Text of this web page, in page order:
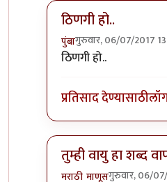
ठिणगी हो..
पुंबागुरुवार, 06/07/2017
In reply to
ठिणगी हो..
प्रतिसाद देण्यासाठी
तुम्ही वायु हा शब्द
मराठी_माणूसगुरुवार, 06/